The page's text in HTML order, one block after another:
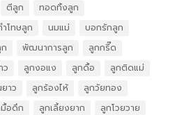
ตีลูก
ทอดทิ้งลูก
ำโทษลูก นมแม่
บอกรักลูก
พัฒนาการลูก
ลูกกรี๊ด
ว ลูกงอแง ลูกดื้อ
ลูกติดแม่
าว ลูกร้องไห้
ลูกวัยทอง
อดึก ลูกเลี้ยงยาก
ลูกโวยวาย